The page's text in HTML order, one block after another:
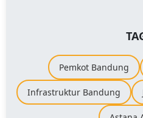
Pemkot Bandung
Infrastruktur Bandung